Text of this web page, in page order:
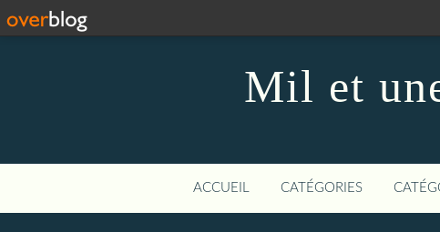
Mil et
ACCUEIL CATÉGORIES